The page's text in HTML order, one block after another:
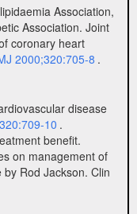
Association,
Association. Joint
coronary heart
2000;320:705-8 .
disease
10 .
benefit.
on management of
Rod Jackson. Clin